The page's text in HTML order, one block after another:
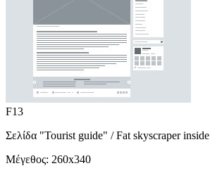
F13
Σελίδα "Tourist guide" / Fat skyscraper inside
Μέγεθος: 260x340